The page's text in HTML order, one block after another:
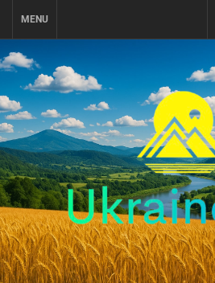
MENU
UKRAINE-IS
ПОДОРОЖI ПО УКРАЇНІ